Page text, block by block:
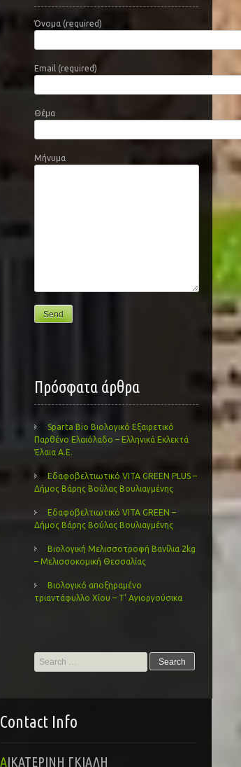
Όνομα (required)
Email (required)
Θέμα
Μήνυμα
Πρόσφατα άρθρα
Sparta Bio Βιολογικό Εξαιρετικό
Παρθένο Ελαιόλαδο – Ελληνικά Εκλεκτά
Έλαια Α.Ε.
Εδαφοβελτιωτικό VITA GREEN PLUS –
Δήμος Βάρης Βούλας Βουλιαγμένης
Εδαφοβελτιωτικό VITA GREEN –
Δήμος Βάρης Βούλας Βουλιαγμένης
Βιολογική Μελισσοτροφή Βανίλια 2kg
– Μελισσοκομική Θεσσαλίας
Βιολογικό αποξηραμένο
τριαντάφυλλο Χίου – Τ’ Αγιοργούσικα
Search
for:
Contact Info
ΑΙΚΑΤΕΡΙΝΗ ΓΚΙΑΛΗ